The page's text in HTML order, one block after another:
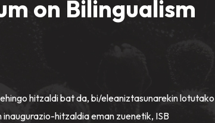
on Bilingualism
hitzaldi bat da, bi/eleaniztasunarekin lotutako
hitzaldia eman zuenetik, ISB